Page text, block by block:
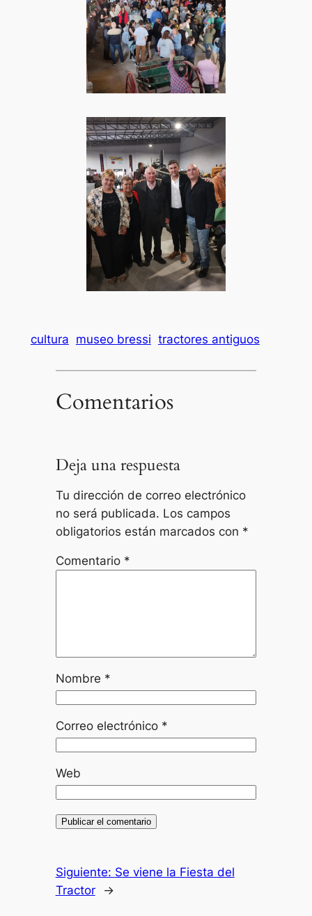
cultura museo bressi tractores antiguos
Comentarios
Deja una respuesta
Tu dirección de correo electrónico
no será publicada. Los campos
obligatorios están marcados con *
Comentario *
Nombre *
Correo electrónico *
Web
Siguiente: Se viene la Fiesta del
Tractor
→